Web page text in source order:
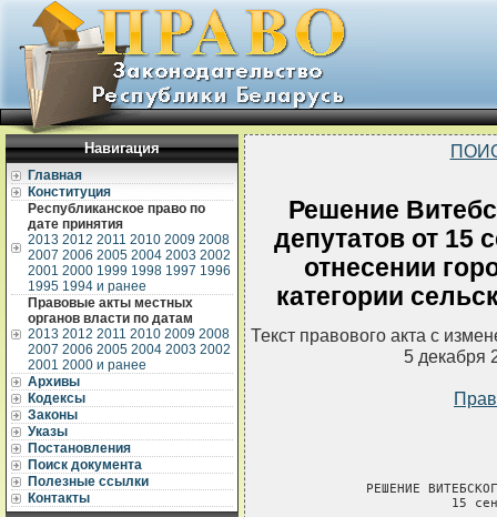
Навигация
Главная
Конституция
Республиканское право по
дате принятия
2013 2012 2011 2010 2009 2008
2007 2006 2005 2004 2003 2002
2001 2000 1999 1998 1997 1996
1995 1994 и ранее
Правовые акты местных
органов власти по датам
2013 2012 2011 2010 2009 2008
2007 2006 2005 2004 2003 2002
2001 2000 и ранее
Архивы
Кодексы
Законы
Указы
Постановления
Поиск документа
Полезные ссылки
Контакты
Решение
депутатов от 15
отнесении
категории
Текст правового акта с
5 декабря
РЕШЕНИЕ
15